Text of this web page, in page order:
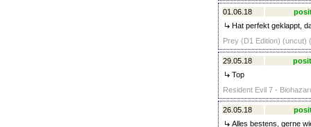
01.06.18
Hat perfekt geklappt,
Prey (D1 Edition) (uncut)
29.05.18
Top
Resident Evil 7 -
26.05.18
Alles bestens, gerne